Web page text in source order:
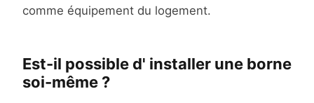
comme équipement du logement.
Est-il possible d' installer une borne
soi-même ?